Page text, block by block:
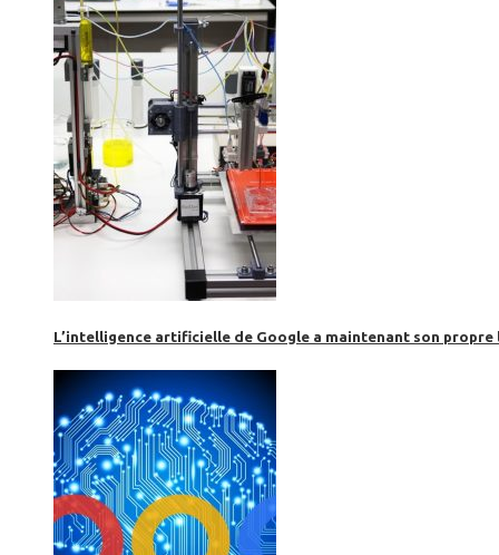
L’intelligence artificielle de Google a maintenant son propre